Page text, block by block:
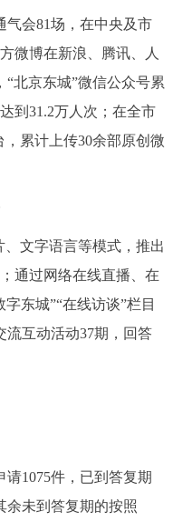
会81场，在中央及市
微博在新浪、腾讯、人
“北京东城”微信公众号累
到31.2万人次；在全市
累计上传30余部原创微
文字语言等模式，推出
通过网络在线直播、在
东城”“在线访谈”栏目
流互动活动37期，回答
1075件，已到答复期
余未到答复期的按照